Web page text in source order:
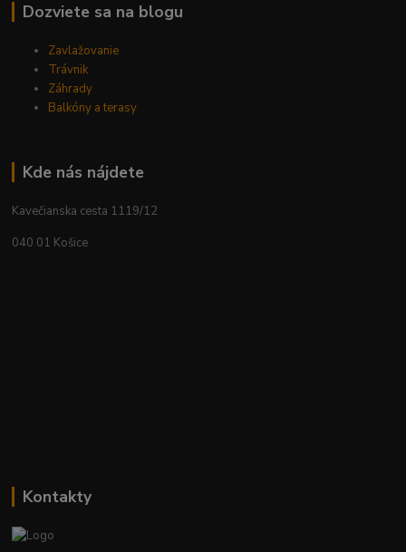
Dozviete sa na blogu
Zavlažovanie
Trávnik
Záhrady
Balkóny a terasy
Kde nás nájdete
Kavečianska cesta 1119/12
040 01 Košice
Kontakty